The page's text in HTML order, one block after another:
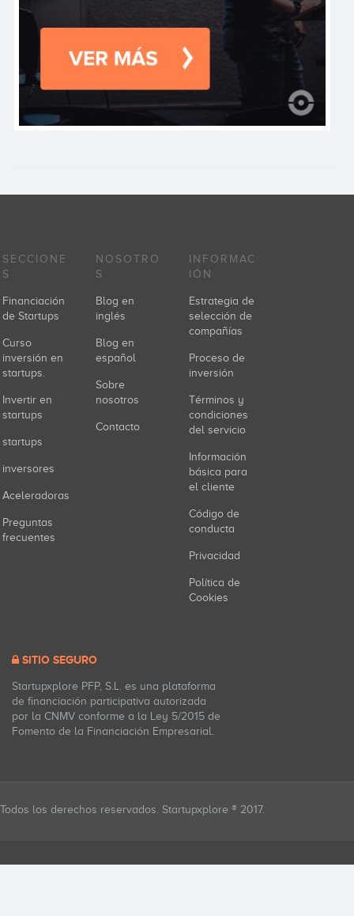
SECCIONE
S
Financiación
de Startups
Curso
inversión en
startups.
Invertir en
startups
startups
inversores
Aceleradoras
Preguntas
frecuentes
NOSOTRO
S
Blog en
inglés
Blog en
español
Sobre
nosotros
Contacto
INFORMAC
IÓN
Estrategia de
selección de
compañías
Proceso de
inversión
Términos y
condiciones
del servicio
Información
básica para
el cliente
Código de
conducta
Privacidad
Política de
Cookies
SITIO SEGURO
Startupxplore PFP, S.L. es una plataforma
de financiación participativa autorizada
por la CNMV conforme a la Ley 5/2015 de
Fomento de la Financiación Empresarial.
Todos los derechos reservados. Startupxplore ® 2017.